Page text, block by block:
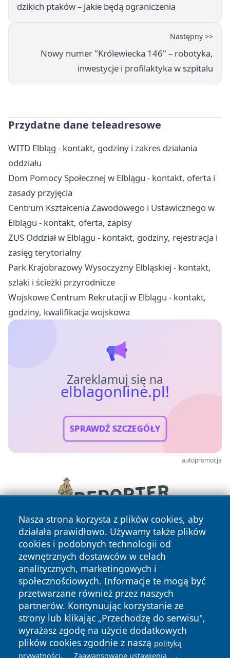
dzikich ptaków – jakie będą ograniczenia
Następny >>
Nowy numer "Królewiecka 146" – robotyka,
inwestycje i profilaktyka w szpitalu
Przydatne dane teleadresowe
WITD Elbląg - kontakt, godziny i zakres działania
oddziału
Dom Pomocy Społecznej w Elblągu - kontakt, oferta i
zasady przyjęcia
Centrum Kształcenia Zawodowego i Ustawicznego w
Elblągu - kontakt, oferta, zapisy
ZUS Oddział w Elblągu - kontakt, godziny, rejestracja i
zasięg terytorialny
Park Krajobrazowy Wysoczyzny Elbląskiej - kontakt,
szlaki i ścieżki przyrodnicze
Wojskowe Centrum Rekrutacji w Elblągu - kontakt,
godziny, kwalifikacja wojskowa
Zareklamuj się na
elblagonline.pl!
SPRAWDŹ SZCZEGÓŁY
autopromocja
Nasza strona korzysta z plików cookies, aby
działała prawidłowo. Używamy także plików
cookies i podobnych technologii od
zewnętrznych dostawców w celach
analitycznych, marketingowych i
społecznościowych. Informacje te mogą być
przetwarzane również przez naszych
partnerów. Kontynuując korzystanie ze
strony lub klikając „Przechodzę do serwisu",
wyrażasz zgodę na użycie dodatkowych
plików cookies zgodnie z naszą polityką
prywatności. Zaawansowane ustawienia .
Copyright © 2026 elblagonline.pl Wszystkie prawa
zastrzeżone.
News Autorzy
Polityka
Polityka